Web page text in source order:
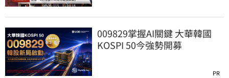
009829掌握AI關鍵 大華韓國
KOSPI 50今強勢開募
PR